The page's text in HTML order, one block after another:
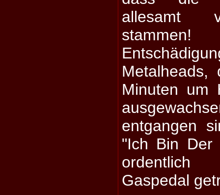
allesamt
Metalheads,
Minuten um
entgangen
"Ich Bin Der
Gaspedal